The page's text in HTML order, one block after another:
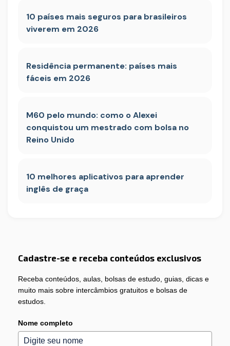
10 países mais seguros para brasileiros
viverem em 2026
Residência permanente: países mais
fáceis em 2026
M60 pelo mundo: como o Alexei
conquistou um mestrado com bolsa no
Reino Unido
10 melhores aplicativos para aprender
inglês de graça
Cadastre-se e receba conteúdos exclusivos
Receba conteúdos, aulas, bolsas de estudo, guias, dicas e
muito mais sobre intercâmbios gratuitos e bolsas de
estudos.
Nome completo